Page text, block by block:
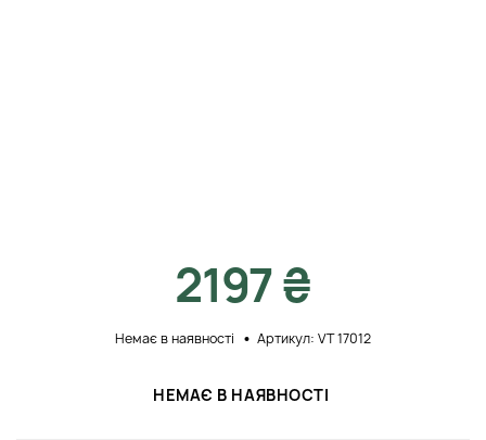
2197 ₴
Немає в наявності Артикул: VT 17012
НЕМАЄ В НАЯВНОСТІ